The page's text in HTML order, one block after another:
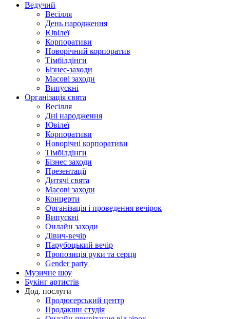
Ведучий
Весілля
День народження
Ювілеї
Корпоративи
Новорічний корпоратив
Тімбілдінги
Бізнес-заходи
Масові заходи
Випускні
Організація свята
Весілля
Дні народження
Ювілеї
Корпоративи
Новорічні корпоративи
Тімбілдінги
Бізнес заходи
Презентації
Дитячі свята
Масові заходи
Концерти
Організація і проведення вечірок
Випускні
Онлайн заходи
Дівич-вечір
Парубоцький вечір
Пропозиція руки та серця
Gender party
Музичне шоу
Букінг артистів
Дод. послуги
Продюсерський центр
Продакшн студія